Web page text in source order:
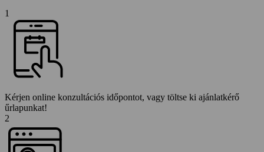
1
Kérjen online konzultációs időpontot, vagy töltse ki ajánlatkérő
űrlapunkat!
2